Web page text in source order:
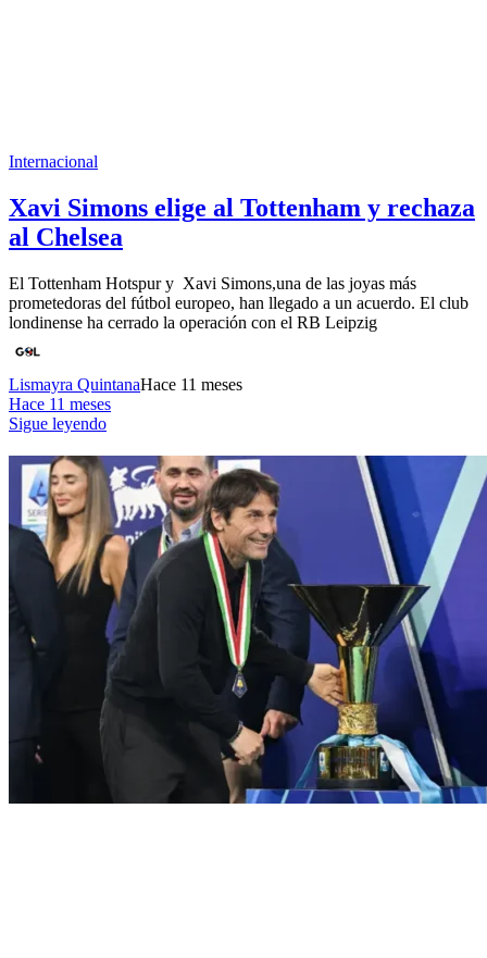
Internacional
Xavi Simons elige al Tottenham y rechaza
al Chelsea
El Tottenham Hotspur y Xavi Simons,una de las joyas más
prometedoras del fútbol europeo, han llegado a un acuerdo. El club
londinense ha cerrado la operación con el RB Leipzig
Lismayra QuintanaHace 11 meses
Hace 11 meses
Sigue leyendo